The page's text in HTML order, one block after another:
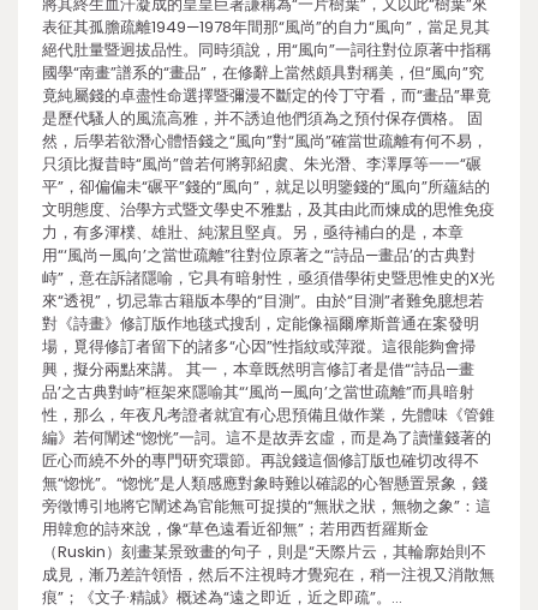
表征其孤膽疏離1949—1978年間那“風尚”的自力“風向”，當足見其
絕代肚量暨迥拔品性。同時須說，用“風向”一詞往對位原著中指稱
國學“南畫”譜系的“畫品”，在修辭上當然頗具對稱美，但“風向”究
竟純屬錢的卓盡性命選擇暨彌漫不斷定的伶丁守看，而“畫品”畢竟
是歷代騷人的風流高雅，并不誘迫他們須為之預付保存價格。 固
然，后學若欲潛心體悟錢之“風向”對“風尚”確當世疏離有何不易，
只須比擬昔時“風尚”曾若何將郭紹虞、朱光潛、李澤厚等一一“碾
平”，卻偏偏未“碾平”錢的“風向”，就足以明鑒錢的“風向”所蘊結的
文明態度、治學方式暨文學史不雅點，及其由此而煉成的思惟免疫
力，有多渾樸、雄壯、純潔且堅貞。另，亟待補白的是，本章
用“‘風尚—風向’之當世疏離”往對位原著之“‘詩品—畫品’的古典對
峙”，意在訴諸隱喻，它具有暗射性，亟須借學術史暨思惟史的X光
來“透視”，切忌靠古籍版本學的“目測”。由於“目測”者難免臆想若
對《詩畫》修訂版作地毯式搜刮，定能像福爾摩斯普通在案發明
場，覓得修訂者留下的諸多“心因”性指紋或萍蹤。這很能夠會掃
興，擬分兩點來講。 其一，本章既然明言修訂者是借“‘詩品—畫
品’之古典對峙”框架來隱喻其“‘風尚—風向’之當世疏離”而具暗射
性，那么，年夜凡考證者就宜有心思預備且做作業，先體味《管錐
編》若何闡述“惚恍”一詞。這不是故弄玄虛，而是為了讀懂錢著的
匠心而繞不外的專門研究環節。再說錢這個修訂版也確切改得不
無“惚恍”。“惚恍”是人類感應對象時難以確認的心智懸置景象，錢
旁徵博引地將它闡述為官能無可捉摸的“無狀之狀，無物之象”：這
用韓愈的詩來說，像“草色遠看近卻無”；若用西哲羅斯金
（Ruskin）刻畫某景致畫的句子，則是“天際片云，其輪廓始則不
成見，漸乃差許領悟，然后不注視時才覺宛在，稍一注視又消散無
痕”；《文子·精誠》概述為“遠之即近，近之即疏”。…